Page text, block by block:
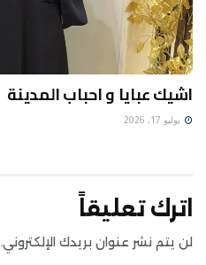
اشيك عبايا و احباب المدينة
يوليو 17, 2026
اترك تعليقاً
لن يتم نشر عنوان بريدك الإلكتروني.